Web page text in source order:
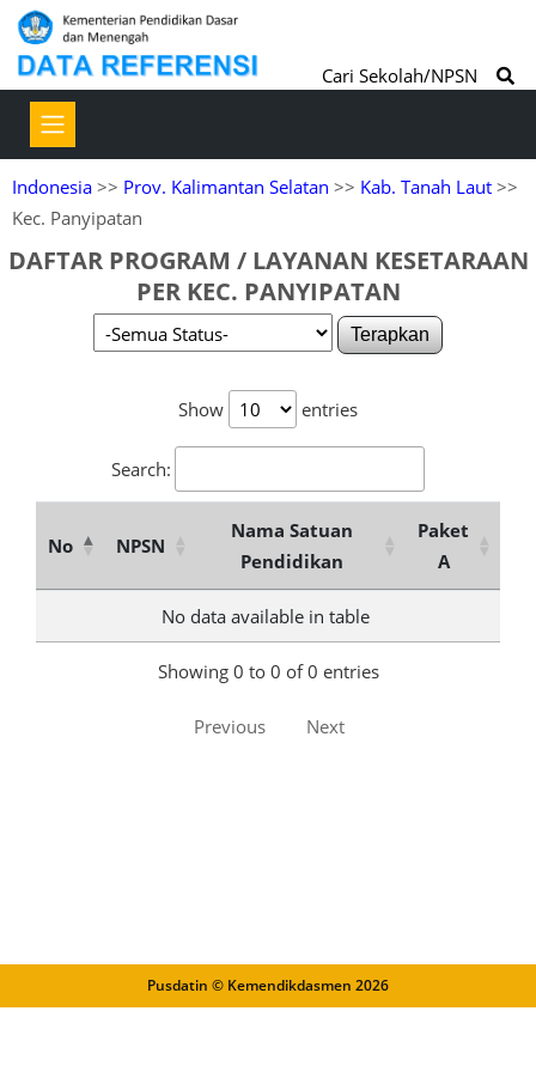
Cari Sekolah/NPSN
Indonesia >> Prov. Kalimantan Selatan >> Kab. Tanah Laut >>
Kec. Panyipatan
DAFTAR PROGRAM / LAYANAN KESETARAAN
PER KEC. PANYIPATAN
Terapkan
Show entries
Search:
No NPSN
Nama Satuan
Pendidikan
Paket
A
No data available in table
Showing 0 to 0 of 0 entries
Previous Next
Pusdatin © Kemendikdasmen 2026